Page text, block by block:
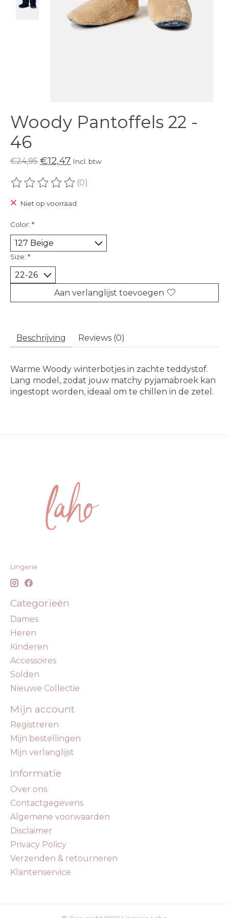
Woody Pantoffels 22 -
46
€24,95 €12,47 Incl. btw
De beoordeling van dit product is
(0)
Niet op voorraad
Color: *
Size: *
Aan verlanglijst toevoegen
Beschrijving Reviews (0)
Warme Woody winterbotjes in zachte teddystof.
Lang model, zodat jouw matchy pyjamabroek kan
ingestopt worden, ideaal om te chillen in de zetel.
Lingerie
Categorieën
Dames
Heren
Kinderen
Accessoires
Solden
Nieuwe Collectie
Mijn account
Registreren
Mijn bestellingen
Mijn verlanglijst
Informatie
Over ons
Contactgegevens
Algemene voorwaarden
Disclaimer
Privacy Policy
Verzenden & retourneren
Klantenservice